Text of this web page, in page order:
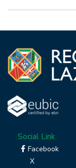
Social Link
Facebook
X